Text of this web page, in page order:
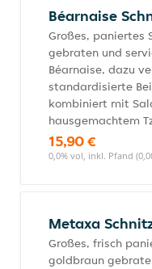
Béarnaise
Großes, paniertes
gebraten und
Béarnaise, dazu
standardisierte
kombiniert mit
hausgemachtem
15,90 €
0,0% vol, inkl. Pfand
Metaxa
Großes, frisch
goldbraun